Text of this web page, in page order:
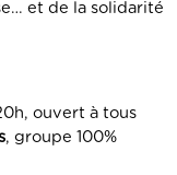
et de la solidarité
ouvert à tous
, groupe 100%